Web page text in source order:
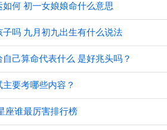
何 初一女娘娘命什么意思
吗 九月初九出生有什么说法
己算命代表什么 是好兆头吗？
要考哪些内容？
座谁最厉害排行榜